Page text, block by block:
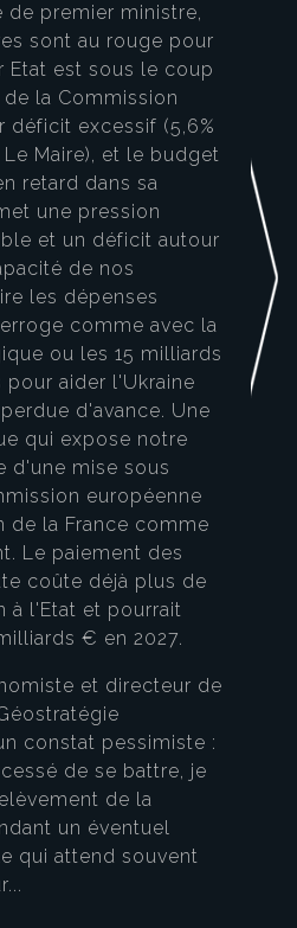
de premier ministre,
sont au rouge pour
Etat est sous le coup
la Commission
déficit excessif (5,6%
Maire), et le budget
retard dans sa
une pression
et un déficit autour
de nos
les dépenses
comme avec la
ou les 15 milliards
aider l'Ukraine
d'avance. Une
qui expose notre
d'une mise sous
européenne
de la France comme
Le paiement des
coûte déjà plus de
l'Etat et pourrait
€ en 2027.
et directeur de
constat pessimiste :
de se battre, je
de la
un éventuel
qui attend souvent